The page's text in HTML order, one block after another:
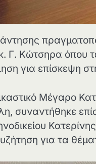
Γ. Κώτσηρα όπου
για επίσκεψη
Μέγαρο
συναντήθηκε
για τα